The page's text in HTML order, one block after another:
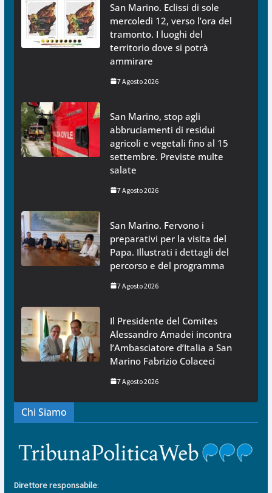
San Marino. Eclissi di sole
mercoledì 12, verso l’ora del
tramonto. I luoghi del
territorio dove si potrà
ammirare
7 Agosto 2026
San Marino, stop agli
abbruciamenti di residui
agricoli e vegetali fino al 15
settembre. Previste multe
salate
7 Agosto 2026
San Marino. Fervono i
preparativi per la visita del
Papa. Illustrati i dettagli del
percorso e del programma
7 Agosto 2026
Il Presidente del Comites
Alessandro Amadei incontra
l’Ambasciatore d’Italia a San
Marino Fabrizio Colaceci
7 Agosto 2026
Chi Siamo
Direttore responsabile: